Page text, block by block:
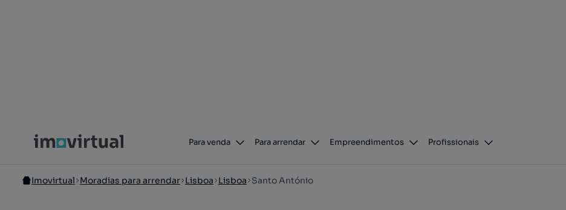
Para venda Para arrendar Empreendimentos Profissionais
Imovirtual Moradias para arrendar Lisboa Lisboa Santo António